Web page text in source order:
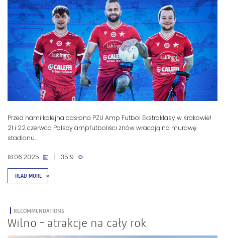
Przed nami kolejna odsłona PZU Amp Futbol Ekstraklasy w Krakowie!
21 i 22 czerwca Polscy ampfutboliści znów wracają na murawę
stadionu...
READ MORE »
18.06.2025 3519
RECOMMENDATIONS
Wilno – atrakcje na cały rok